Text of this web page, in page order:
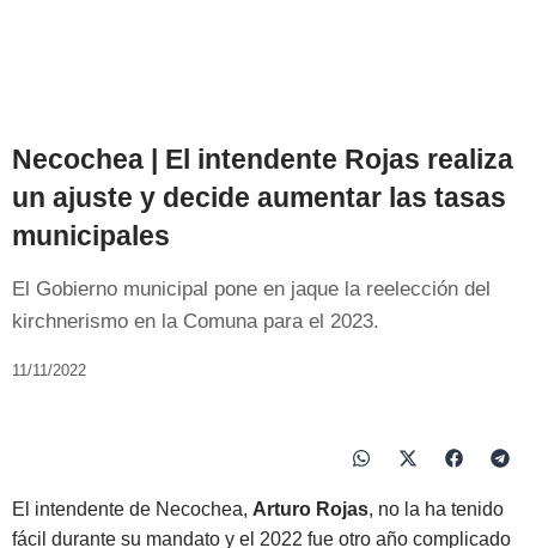
Necochea | El intendente Rojas realiza
un ajuste y decide aumentar las tasas
municipales
El Gobierno municipal pone en jaque la reelección del
kirchnerismo en la Comuna para el 2023.
11/11/2022
El intendente de Necochea, Arturo Rojas, no la ha tenido
fácil durante su mandato y el 2022 fue otro año complicado